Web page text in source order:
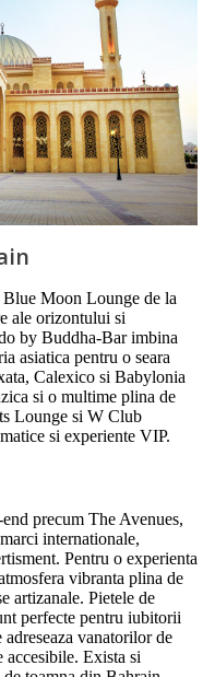
Moon Lounge de la
ale orizontului si
by Buddha-Bar imbina
asiatica pentru o seara
Calexico si Babylonia
si o multime plina de
Lounge si W Club
si experiente VIP.
precum The Avenues,
internationale,
Pentru o experienta
vibranta plina de
artizanale. Pietele de
perfecte pentru iubitorii
vanatorilor de
Exista si